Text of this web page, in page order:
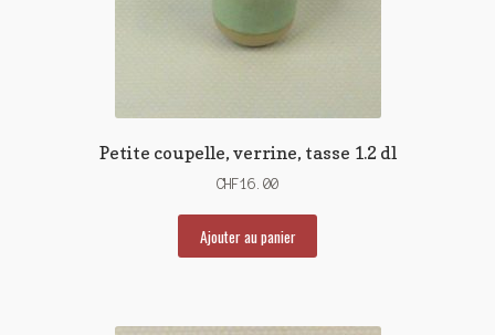
Petite coupelle, verrine, tasse 1.2 dl
CHF16.00
Ajouter au panier